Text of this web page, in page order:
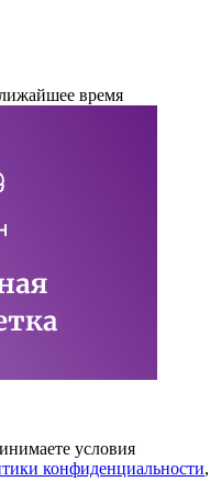
время
условия
конфиденциальности,